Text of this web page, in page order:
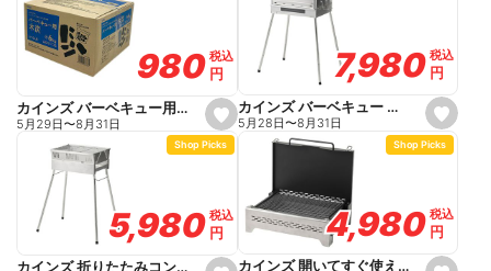
o
r
i
e
o
r
i
e
s
e
t
o
r
i
e
980
980税込
税込
円
円
カインズ バーベキュー用木炭 6kg 6~8人用
5月29日〜8月31日
s
e
t
o
r
i
e
7,980
7,980 税込
税込
円
円
カインズ バーベキュー オーブンコンロ Koven コーブン
5月28日〜8月31日
Shop Picks
5,980
5,980税込
税込
円
円
カインズ 折りたたみコンパクトコンロ Patakon パタコン
Shop Picks
4,980
4,980 税込
税込
円
円
カインズ 開いてすぐ使えるバーベキューコンロ M